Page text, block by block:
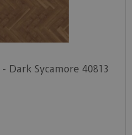
Dark Sycamore 40813